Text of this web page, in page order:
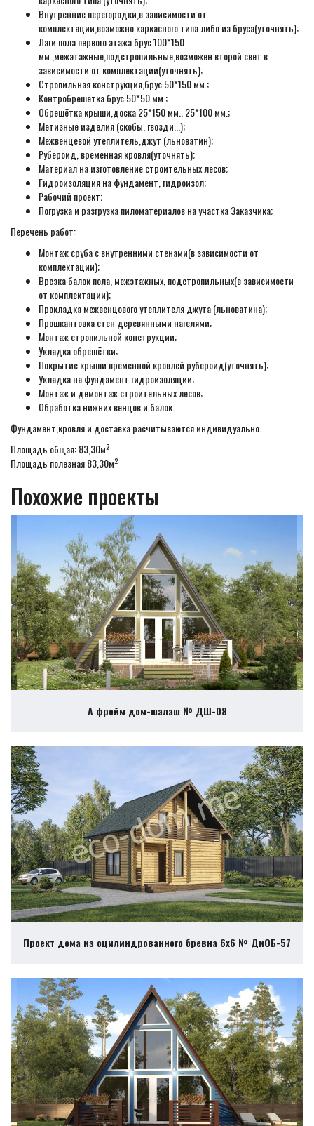
Внутренние перегородки,в зависимости от
комплектации,возможно каркасного типа либо из бруса(уточнять);
Лаги пола первого этажа брус 100*150
мм.,межэтажные,подстропильные,возможен второй свет в
зависимости от комплектации(уточнять);
Стропильная конструкция,брус 50*150 мм.;
Контробрешётка брус 50*50 мм.;
Обрешётка крыши,доска 25*150 мм., 25*100 мм.;
Метизные изделия (скобы, гвозди...);
Межвенцевой утеплитель,джут (льноватин);
Рубероид, временная кровля(уточнять);
Материал на изготовление строительных лесов;
Гидроизоляция на фундамент, гидроизол;
Рабочий проект;
Погрузка и разгрузка пиломатериалов на участка Заказчика;
Перечень работ:
Монтаж сруба с внутренними стенами(в зависимости от
комплектации);
Врезка балок пола, межэтажных, подстропильных(в зависимости
от комплектации);
Прокладка межвенцового утеплителя джута (льноватина);
Прошкантовка стен деревянными нагелями;
Монтаж стропильной конструкции;
Укладка обрешётки;
Покрытие крыши временной кровлей рубероид(уточнять);
Укладка на фундамент гидроизоляции;
Монтаж и демонтаж строительных лесов;
Обработка нижних венцов и балок.
Фундамент,кровля и доставка расчитываются индивидуально.
Площадь общая: 83,30м2
Площадь полезная 83,30м2
Похожие проекты
А фрейм дом-шалаш № ДШ-08
Проект дома из оцилиндрованного бревна 6х6 № ДиОБ-57